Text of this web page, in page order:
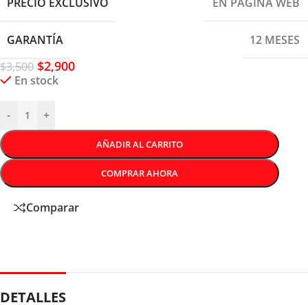
GARANTÍA
12 MESES
$3,500 $2,900
En stock
- +
AÑADIR AL CARRITO
COMPRAR AHORA
Comparar
DETALLES